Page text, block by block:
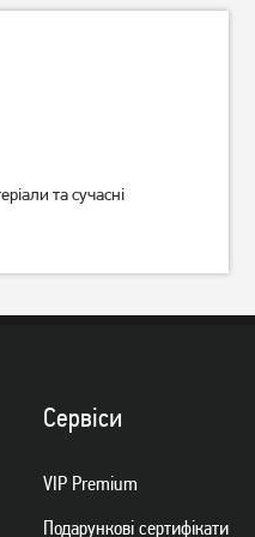
та сучасні
Сервiси
VIP Premium
Подарункові сертифікати